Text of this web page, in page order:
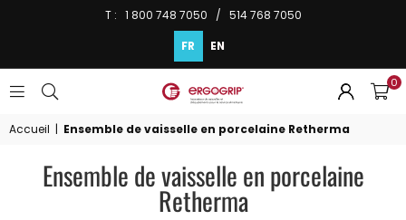
T : 1 800 748 7050 / 514 768 7050
FR EN
ERGOGRIP
INC.
0
Accueil | Ensemble de vaisselle en porcelaine Retherma
Ensemble de vaisselle en porcelaine
Retherma